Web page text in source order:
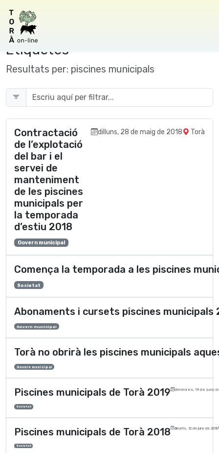
Etiquetes
Resultats per: piscines municipals
Contractació
de l’explotació
del bar i el
servei de
manteniment
de les piscines
municipals per
la temporada
d’estiu 2018
dilluns, 28 de maig de 2018 Torà
Govern municipal
Comença la temporada a les piscines
Societat
Abonaments i cursets piscines municipals
Govern municipal
Torà no obrirà les piscines municipals
Govern municipal
Piscines municipals de Torà 2019 dimecres, 19 de juny
Societat
Piscines municipals de Torà 2018 dimarts, 12 de juny de 2018
Societat